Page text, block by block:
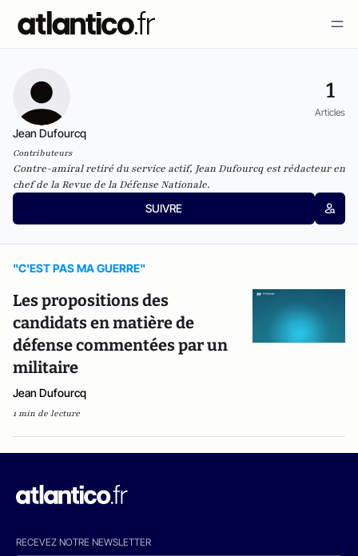
1
Articles
Jean Dufourcq
Contributeurs
Contre-amiral retiré du service actif, Jean Dufourcq est rédacteur en
chef de laRevue de la Défense Nationale.
SUIVRE
"C'EST PAS MA GUERRE"
Les propositions des
candidats en matière de
défense commentées par un
militaire
Jean Dufourcq
1 min de lecture
RECEVEZ NOTRE NEWSLETTER